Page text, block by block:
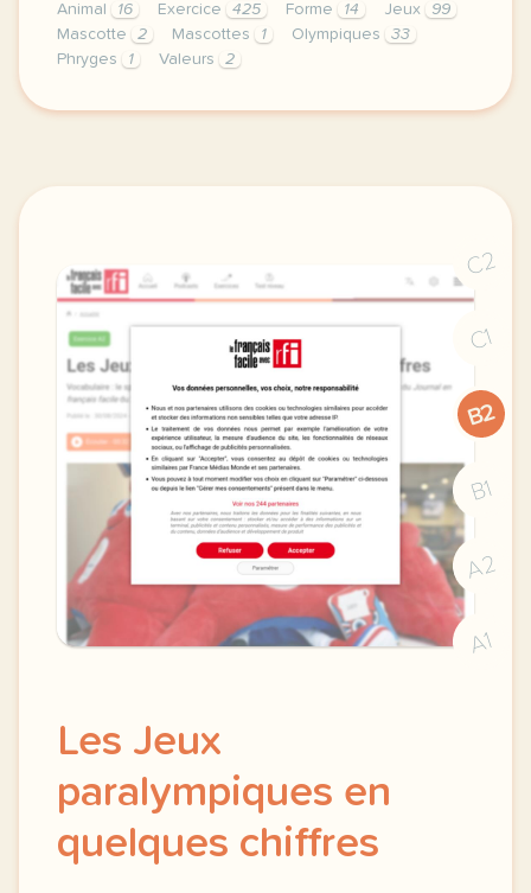
Animal 16 Exercice 425 Forme 14 Jeux
99
Mascotte
2 Mascottes 1 Olympiques
33
Phryges
1 Valeurs 2
exercice b2 les mots des jo mascotte
C2
C1
B2
B1
A2
A1
Les Jeux
paralympiques en
quelques chiffres